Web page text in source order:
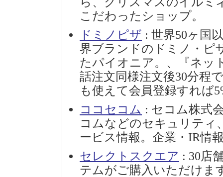
こだわったショップ。
ドミノピザ : 世界50ヶ国
界ブランドのドミノ・ピ
たパイオニア。、『ネッ
話注文同様注文後30分程
も使えて会員登録すれば
ココセコム : セコム株式
コムなどのセキュリティ
ービス情報。企業・IR情
セレクトスクエア : 30店
テムがご購入いただけま